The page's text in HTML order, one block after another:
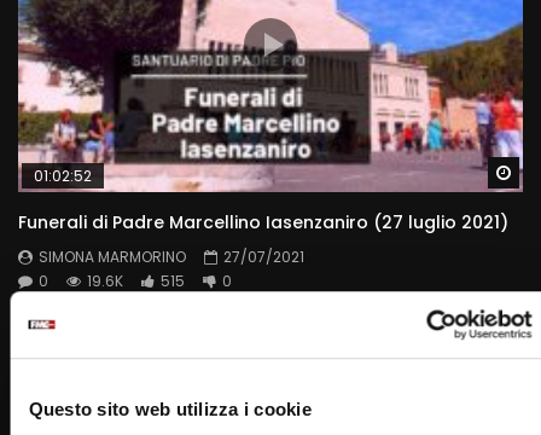
Questo sito web utilizza i cookie
01:02:52
Funerali di Padre Marcellino Iasenzaniro (27 luglio 2021)
SIMONA MARMORINO
27/07/2021
0
19.6K 515 0